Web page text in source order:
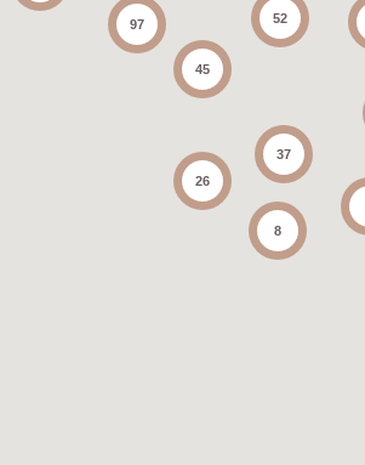
97
45
26
52
37
8